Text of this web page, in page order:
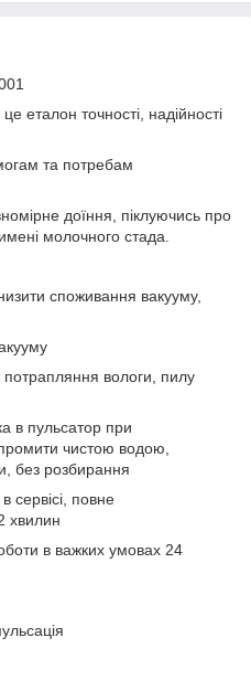
еталон точності, надійності
та потребам
доїння, піклуючись про
молочного стада.
споживання вакууму,
потрапляння вологи, пилу
в пульсатор при
чистою водою,
без розбирання
сервісі, повне
хвилин
в важких умовах 24